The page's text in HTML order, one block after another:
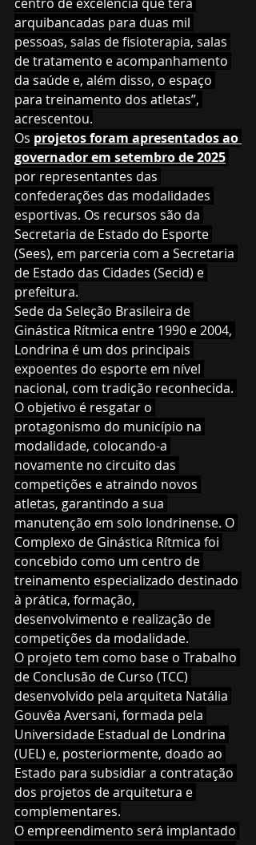
arquibancadas para duas mil
pessoas, salas de fisioterapia, salas
de tratamento e acompanhamento
da saúde e, além disso, o espaço
para treinamento dos atletas”,
acrescentou.
Os projetos foram apresentados ao
governador em setembro de 2025
por representantes das
confederações das modalidades
esportivas. Os recursos são da
Secretaria de Estado do Esporte
(Sees), em parceria com a Secretaria
de Estado das Cidades (Secid) e
prefeitura.
Sede da Seleção Brasileira de
Ginástica Rítmica entre 1990 e 2004,
Londrina é um dos principais
expoentes do esporte em nível
nacional, com tradição reconhecida.
O objetivo é resgatar o
protagonismo do município na
modalidade, colocando-a
novamente no circuito das
competições e atraindo novos
atletas, garantindo a sua
manutenção em solo londrinense. O
Complexo de Ginástica Rítmica foi
concebido como um centro de
treinamento especializado destinado
à prática, formação,
desenvolvimento e realização de
competições da modalidade.
O projeto tem como base o Trabalho
de Conclusão de Curso (TCC)
desenvolvido pela arquiteta Natália
Gouvêa Aversani, formada pela
Universidade Estadual de Londrina
(UEL) e, posteriormente, doado ao
Estado para subsidiar a contratação
dos projetos de arquitetura e
complementares.
O empreendimento será implantado